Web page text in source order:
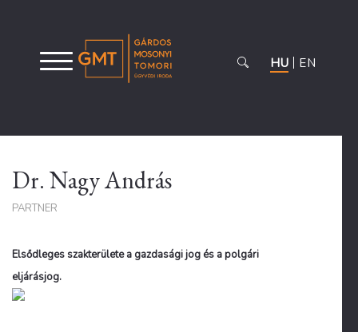
HU EN
Dr. Nagy András
PARTNER
Elsődleges szakterülete a gazdasági jog és a polgári
eljárásjog.